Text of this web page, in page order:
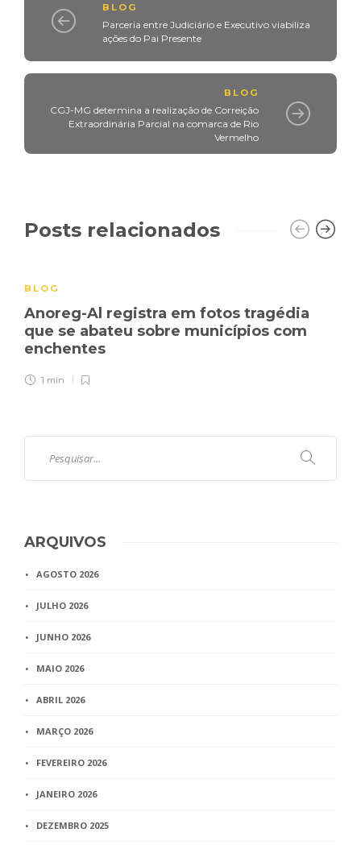
BLOG
Parceria entre Judiciário e Executivo viabiliza
ações do Pai Presente
BLOG
CGJ-MG determina a realização de Correição
Extraordinária Parcial na comarca de Rio
Vermelho
Posts relacionados
BLOG
Anoreg-Al registra em fotos tragédia
que se abateu sobre municípios com
enchentes
1 min
ARQUIVOS
AGOSTO 2026
JULHO 2026
JUNHO 2026
MAIO 2026
ABRIL 2026
MARÇO 2026
FEVEREIRO 2026
JANEIRO 2026
DEZEMBRO 2025